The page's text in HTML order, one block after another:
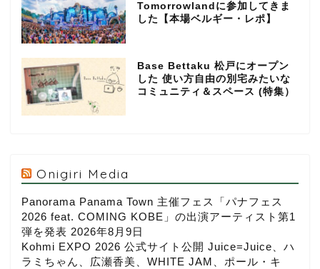
Tomorrowlandに参加してきま
した【本場ベルギー・レポ】
Base Bettaku 松戸にオープン
した 使い方自由の別宅みたいな
コミュニティ＆スペース (特集）
Onigiri Media
Panorama Panama Town 主催フェス「パナフェス
2026 feat. COMING KOBE」の出演アーティスト第1
弾を発表 2026年8月9日
Kohmi EXPO 2026 公式サイト公開 Juice=Juice、ハ
ラミちゃん、広瀬香美、WHITE JAM、ポール・キ